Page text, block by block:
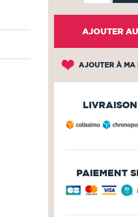
AJOUTER
AJOUTER À MA
PAIEMENT